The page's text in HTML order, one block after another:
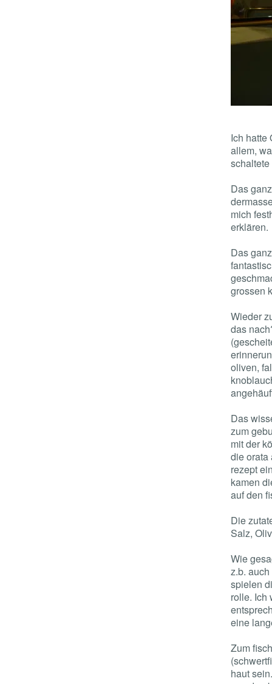
Ich hatte
allem,
Das
mich
erklären.
Das
grossen
Wieder
das
oliven,
Das
zum
mit der
die orata
rezept
kamen
auf den
Die
Salz,
Wie
z.b.
spielen
rolle. Ich
eine
Zum
haut